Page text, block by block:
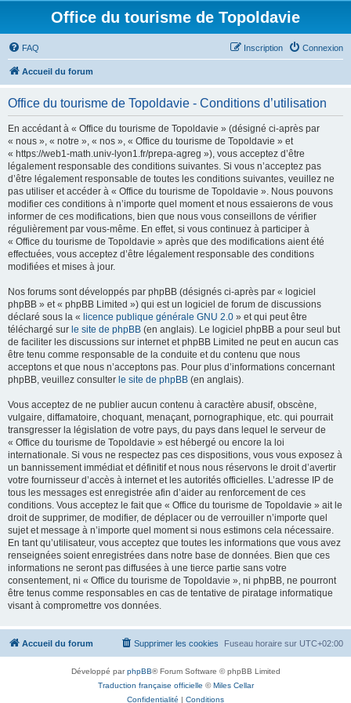
Office du tourisme de Topoldavie
FAQ Connexion
Inscription
Accueil du forum
Office du tourisme de Topoldavie - Conditions d’utilisation
En accédant à « Office du tourisme de Topoldavie » (désigné ci-après par
« nous », « notre », « nos », « Office du tourisme de Topoldavie » et
« https://web1-math.univ-lyon1.fr/prepa-agreg »), vous acceptez d’être
légalement responsable des conditions suivantes. Si vous n’acceptez pas
d’être légalement responsable de toutes les conditions suivantes, veuillez ne
pas utiliser et accéder à « Office du tourisme de Topoldavie ». Nous pouvons
modifier ces conditions à n’importe quel moment et nous essaierons de vous
informer de ces modifications, bien que nous vous conseillons de vérifier
régulièrement par vous-même. En effet, si vous continuez à participer à
« Office du tourisme de Topoldavie » après que des modifications aient été
effectuées, vous acceptez d’être légalement responsable des conditions
modifiées et mises à jour.
Nos forums sont développés par phpBB (désignés ci-après par « logiciel
phpBB » et « phpBB Limited ») qui est un logiciel de forum de discussions
déclaré sous la « licence publique générale GNU 2.0 » et qui peut être
téléchargé sur le site de phpBB (en anglais). Le logiciel phpBB a pour seul but
de faciliter les discussions sur internet et phpBB Limited ne peut en aucun cas
être tenu comme responsable de la conduite et du contenu que nous
acceptons et que nous n’acceptons pas. Pour plus d’informations concernant
phpBB, veuillez consulter le site de phpBB (en anglais).
Vous acceptez de ne publier aucun contenu à caractère abusif, obscène,
vulgaire, diffamatoire, choquant, menaçant, pornographique, etc. qui pourrait
transgresser la législation de votre pays, du pays dans lequel le serveur de
« Office du tourisme de Topoldavie » est hébergé ou encore la loi
internationale. Si vous ne respectez pas ces dispositions, vous vous exposez à
un bannissement immédiat et définitif et nous nous réservons le droit d’avertir
votre fournisseur d’accès à internet et les autorités officielles. L’adresse IP de
tous les messages est enregistrée afin d’aider au renforcement de ces
conditions. Vous acceptez le fait que « Office du tourisme de Topoldavie » ait le
droit de supprimer, de modifier, de déplacer ou de verrouiller n’importe quel
sujet et message à n’importe quel moment si nous estimons cela nécessaire.
En tant qu’utilisateur, vous acceptez que toutes les informations que vous avez
renseignées soient enregistrées dans notre base de données. Bien que ces
informations ne seront pas diffusées à une tierce partie sans votre
consentement, ni « Office du tourisme de Topoldavie », ni phpBB, ne pourront
être tenus comme responsables en cas de tentative de piratage informatique
visant à compromettre vos données.
Accueil du forum Fuseau horaire sur UTC+02:00
Supprimer les cookies
Développé parphpBB® Forum Software © phpBB Limited
Traduction française officielle ©Miles Cellar
Confidentialité | Conditions